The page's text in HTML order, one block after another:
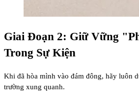
Giai Đoạn 2: Giữ Vững
Trong Sự Kiện
Khi đã hòa mình vào đám đông, hãy luôn
trường xung quanh.